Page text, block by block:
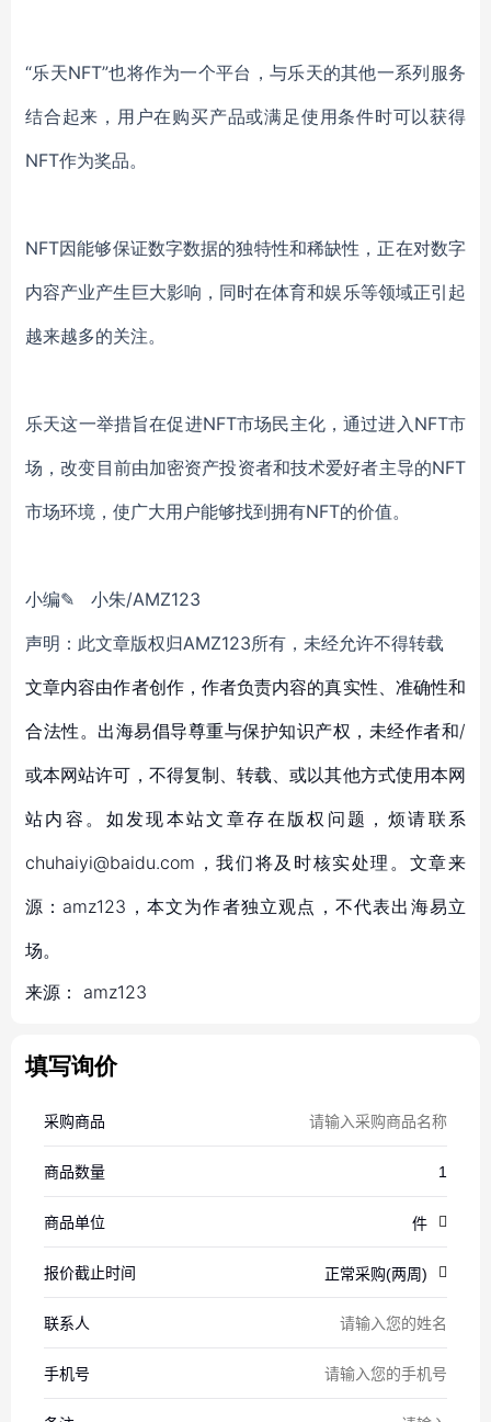
“乐天NFT”也将作为一个平台，与乐天的其他一系列服务
结合起来，用户在购买产品或满足使用条件时可以获得
NFT作为奖品。
NFT因能够保证数字数据的独特性和稀缺性，正在对数字
内容产业产生巨大影响，同时在体育和娱乐等领域正引起
越来越多的关注。
乐天这一举措旨在促进NFT市场民主化，通过进入NFT市
场，改变目前由加密资产投资者和技术爱好者主导的NFT
市场环境，使广大用户能够找到拥有NFT的价值。
小编✎ 小朱/AMZ123
声明：此文章版权归AMZ123所有，未经允许不得转载
文章内容由作者创作，作者负责内容的真实性、准确性和
合法性。出海易倡导尊重与保护知识产权，未经作者和/
或本网站许可，不得复制、转载、或以其他方式使用本网
站内容。如发现本站文章存在版权问题，烦请联系
chuhaiyi@baidu.com，我们将及时核实处理。文章来
源：amz123，本文为作者独立观点，不代表出海易立
场。
来源： amz123
填写询价